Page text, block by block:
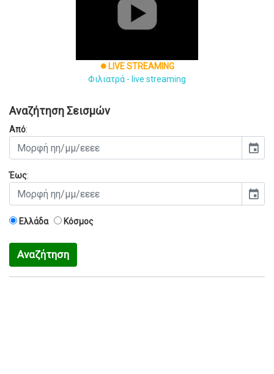
brightness_1 LIVE STREAMING
Φιλιατρά - live streaming
Αναζήτηση Σεισμών
Από:
event
Έως:
event
Ελλάδα Κόσμος
Αναζήτηση